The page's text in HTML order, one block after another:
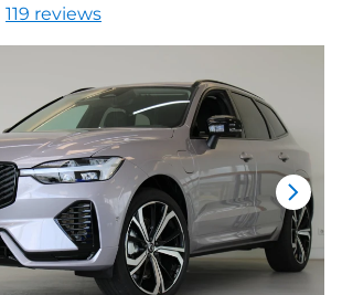
119 reviews